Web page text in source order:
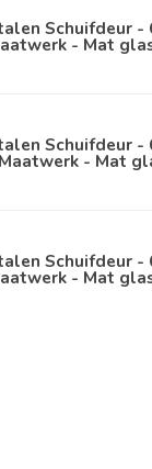
Schuifdeur -
- Mat
Schuifdeur
- Mat
Schuifdeur
- Mat